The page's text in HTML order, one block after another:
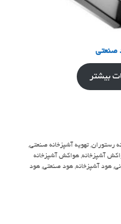
صنعتی
بیشتر
رستوران, تهویه آشپزخانه صنعتی,
آشپزخانه, هواکش آشپزخانه
, هود آشپزخانه, هود صنعتی, هود